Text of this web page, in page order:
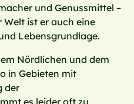
und Genussmittel –
ist er auch eine
Lebensgrundlage.
Nördlichen und dem
in Gebieten mit
der
es leider oft zu